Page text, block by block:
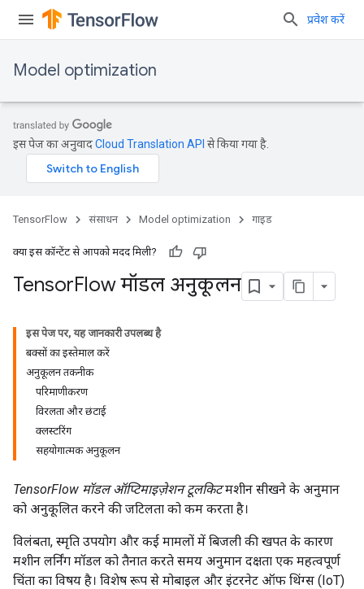
प्रवेश करें
Model optimization
इस पेज का अनुवादCloud Translation API से किया गया है.
TensorFlow संसाधन Model optimization गाइड
क्या इस कॉन्टेंट से आपको मदद मिली?
TensorFlow मॉडल अनुकूलन
इस पेज पर, यह जानकारी उपलब्ध है
बक्सों का इस्तेमाल करें
अनुकूलन तकनीक
परिमाणीकरण
विरलता और छंटाई
क्लस्टरिंग
सहयोगात्मक अनुकूलन
TensorFlow मॉडल ऑप्टिमाइज़ेशन टूलकिटमशीन सीखने के अनुमान
को अनुकूलित करने की जटिलता को कम करता है।
विलंबता, स्मृति उपयोग और कई मामलों में बिजली की खपत के कारण
मशीन लर्निंग मॉडल को तैनात करते समय अनुमान दक्षता एक महत्वपूर्ण
चिंता का विषय है। विशेष रूप से मोबाइल और इंटरनेट ऑफ थिंग्स (IoT)